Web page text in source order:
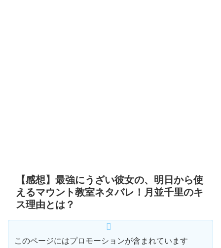
【感想】最強にうざい彼女の、明日から使
えるマウント教室ネタバレ！月並千里のキ
ス理由とは？
このページにはプロモーションが含まれています